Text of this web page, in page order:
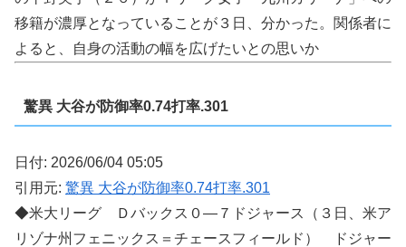
移籍が濃厚となっていることが３日、分かった。関係者に
よると、自身の活動の幅を広げたいとの思いか
驚異 大谷が防御率0.74打率.301
日付: 2026/06/04 05:05
引用元: 驚異 大谷が防御率0.74打率.301
◆米大リーグ Ｄバックス０―７ドジャース（３日、米ア
リゾナ州フェニックス＝チェースフィールド） ドジャー